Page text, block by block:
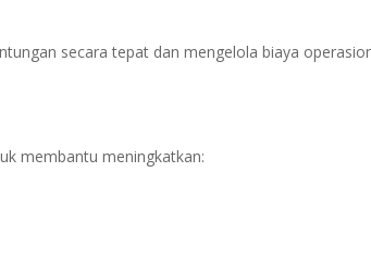
secara tepat dan mengelola biaya
membantu meningkatkan: